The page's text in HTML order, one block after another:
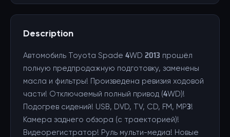
Description
Автомобиль Toyota Spade 4WD 2013 прошёл
полную предпродажную подготовку, заменены
масла и фильтры! Произведена ревизия ходовой
части! Отключаемый полный привод (4WD)!
Подогрев сидений! USB, DVD, TV, CD, FM, MP3!
Камера заднего обзора (с траекторией)!
Видеорегистратор! Руль мульти-медиа! Новые